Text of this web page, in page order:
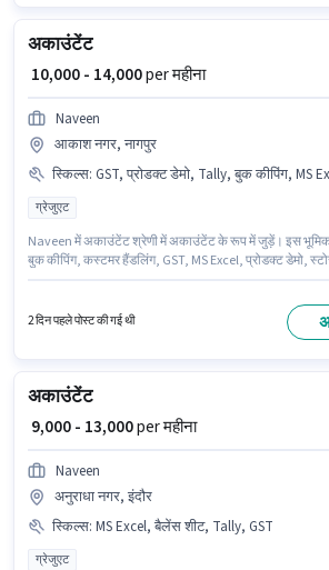
अकाउंटेंट
₹ 10,000 - 14,000per महीना
Naveen
आकाश नगर, नागपुर
स्किल्स: GST, प्रोडक्ट डेमो, Tally, बुक कीपिंग, MS Excel, स्टोर इन्वेंट्री हैंडलिंग,
ग्रेजुएट
Naveen में अकाउंटेंट श्रेणी में अकाउंटेंट के रूप में जुड़ें। इस
बुक कीपिंग, कस्टमर हैंडलिंग, GST, MS Excel, प्रोडक्ट डेमो,
अनिवार्य है। यह पद 6 - 36 महीने वर्ष के अनुभव वाले के लिए
2 दिन पहले पोस्ट की गई थी
अकाउंटेंट
₹ 9,000 - 13,000per महीना
Naveen
अनुराधा नगर, इंदौर
स्किल्स: MS Excel, बैलेंस शीट, Tally, GST
ग्रेजुएट